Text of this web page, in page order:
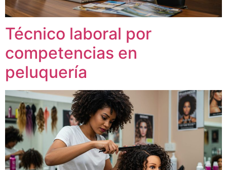
Técnico laboral por
competencias en
peluquería